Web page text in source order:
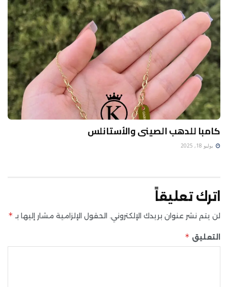
كامبا للدهب الصينى والأستانلس
يوليو 18, 2025
اترك تعليقاً
لن يتم نشر عنوان بريدك الإلكتروني. الحقول الإلزامية مشار إليها بـ *
التعليق *